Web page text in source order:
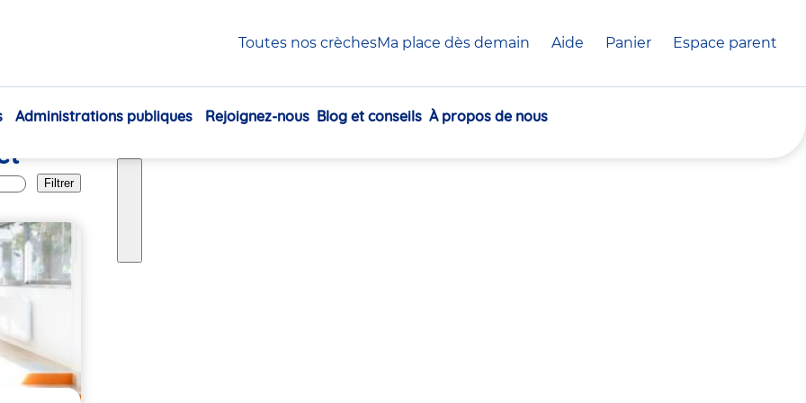
Toutes nos crèchesMa place dès demain Aide Panier crèche(s)
Espace parent
Navigation
Administrations publiques Rejoignez-nous Blog et conseils À propos de nous
Filtrer
30
30